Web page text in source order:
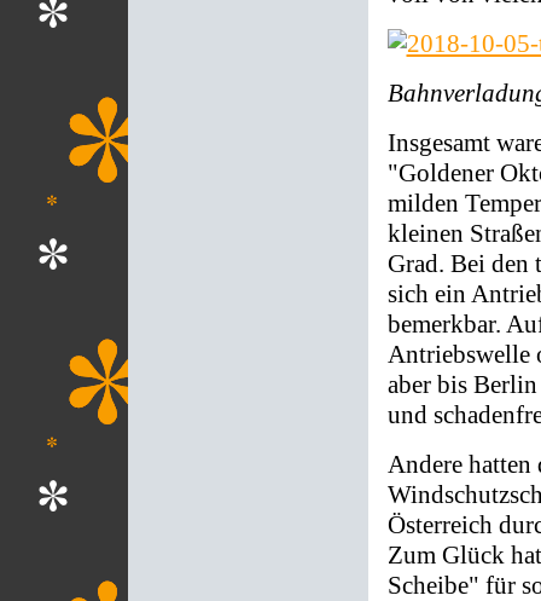
Insgesamt
"Goldener
milden
kleinen
Grad. Bei den
sich ein
bemerkbar.
Antriebswelle
aber bis
und
Andere
Österreich
Zum Glück
Scheibe" für